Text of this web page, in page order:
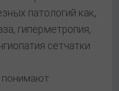
патологий как,
гиперметропия,
сетчатки
понимают